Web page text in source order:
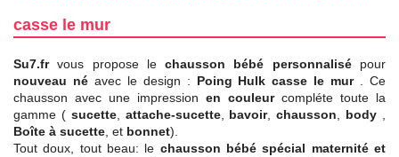
casse le mur
Su7.frvous propose lechausson bébé personnalisépour
nouveau néavec le design : Poing Hulk casse le mur
. Ce
chausson avec une impression en couleurcompléte toute la
gamme ( sucette, attache-sucette, bavoir,chausson body
Boîte à sucette , et bonnet).
Tout doux, tout beau: le chausson bébé spécial maternité et